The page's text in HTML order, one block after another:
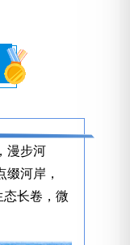
漫步河
河岸，
态长卷，微